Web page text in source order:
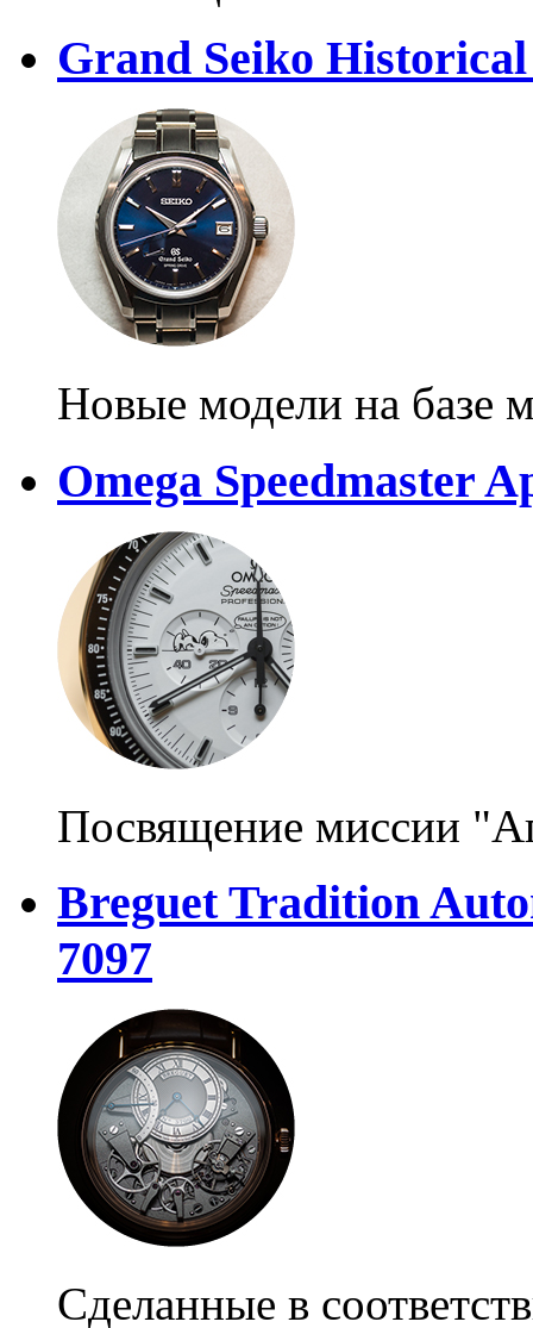
Grand Seiko
Новые модели на базе
Omega Speedmaster
Посвящение миссии
Breguet Tradition
7097
Сделанные в